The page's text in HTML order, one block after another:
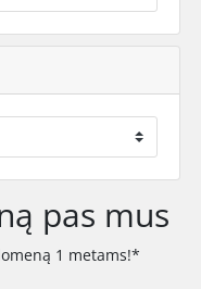
pas mus
1 metams!*